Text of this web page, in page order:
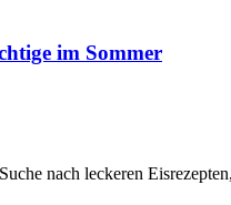
im Sommer
nach leckeren